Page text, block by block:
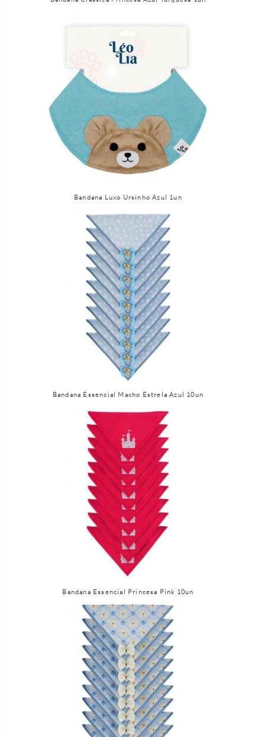
Bandana Luxo Ursinho Azul 1un
Bandana Essencial Macho Estrela Azul 10un
Bandana Essencial Princesa Pink 10un